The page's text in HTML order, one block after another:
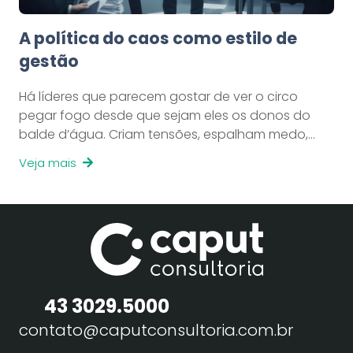
A política do caos como estilo de
gestão
Há líderes que parecem gostar de ver o circo
pegar fogo desde que sejam eles os donos do
balde d’água. Criam tensões, espalham medo,…
Veja mais
43 3029.5000
contato@caputconsultoria.com.br